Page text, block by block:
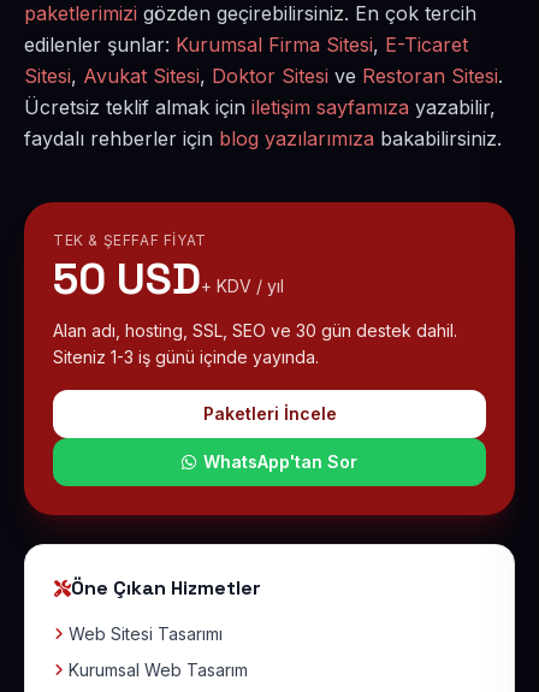
paketlerimizi gözden geçirebilirsiniz. En çok tercih
edilenler şunlar: Kurumsal Firma Sitesi, E-Ticaret
Sitesi, Avukat Sitesi, Doktor Sitesi ve Restoran Sitesi.
Ücretsiz teklif almak için iletişim sayfamıza yazabilir,
faydalı rehberler için blog yazılarımıza bakabilirsiniz.
TEK & ŞEFFAF FIYAT
50 USD+ KDV / yıl
Alan adı, hosting, SSL, SEO ve 30 gün destek dahil.
Siteniz 1-3 iş günü içinde yayında.
Paketleri İncele
WhatsApp'tan Sor
Öne Çıkan Hizmetler
Web Sitesi Tasarımı
Kurumsal Web Tasarım